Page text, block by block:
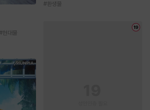
현대물
#환생물